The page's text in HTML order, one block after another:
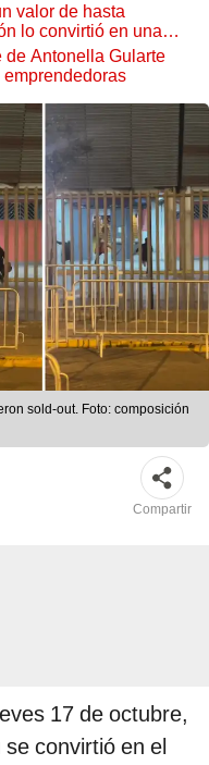
valor de hasta
lo convirtió en una
de todo el
de Antonella Gularte
sold-out. Foto: composición
Compartir
17 de octubre,
convirtió en el